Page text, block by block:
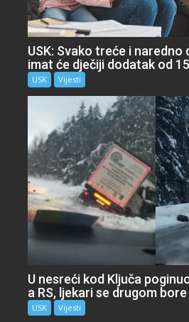
USK: Svako treće i
imat će dječiji dodatak od
USK Vijesti
U nesreći kod Ključa
a RS, ljekari se drugom
USK Vijesti